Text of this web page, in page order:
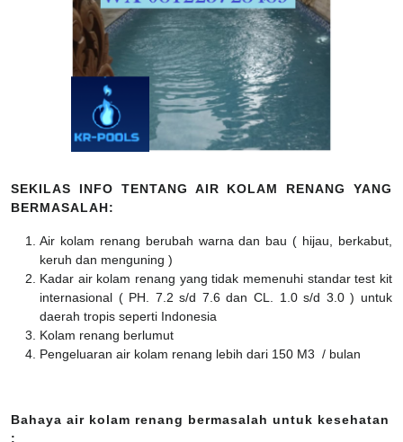
SEKILAS INFO TENTANG AIR KOLAM RENANG YANG
BERMASALAH:
Air kolam renang berubah warna dan bau ( hijau, berkabut,
keruh dan menguning )
Kadar air kolam renang yang tidak memenuhi standar test kit
internasional ( PH. 7.2 s/d 7.6 dan CL. 1.0 s/d 3.0 ) untuk
daerah tropis seperti Indonesia
Kolam renang berlumut
Pengeluaran air kolam renang lebih dari 150 M3 / bulan
Bahaya air kolam renang bermasalah untuk kesehatan
: